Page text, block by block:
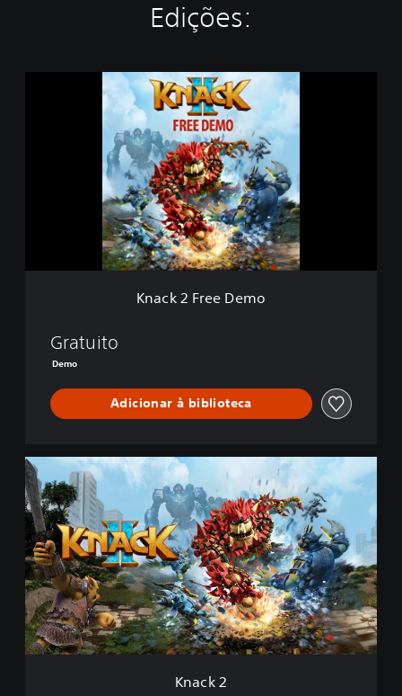
Edições:
e
Knack 2 Free Demo
Gratuito
Demo
Adicionar à biblioteca
K
n
a
c
2
Knack 2